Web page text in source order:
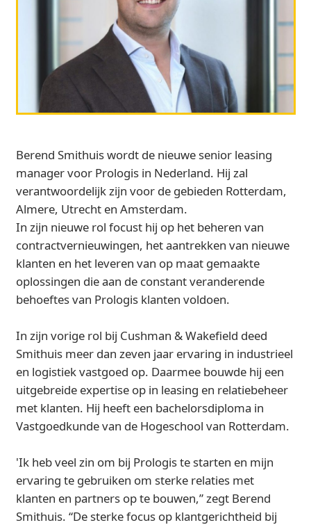
Berend Smithuis wordt de nieuwe senior leasing
manager voor Prologis in Nederland. Hij zal
verantwoordelijk zijn voor de gebieden Rotterdam,
Almere, Utrecht en Amsterdam.
In zijn nieuwe rol focust hij op het beheren van
contractvernieuwingen, het aantrekken van nieuwe
klanten en het leveren van op maat gemaakte
oplossingen die aan de constant veranderende
behoeftes van Prologis klanten voldoen.
In zijn vorige rol bij Cushman & Wakefield deed
Smithuis meer dan zeven jaar ervaring in industrieel
en logistiek vastgoed op. Daarmee bouwde hij een
uitgebreide expertise op in leasing en relatiebeheer
met klanten. Hij heeft een bachelorsdiploma in
Vastgoedkunde van de Hogeschool van Rotterdam.
'Ik heb veel zin om bij Prologis te starten en mijn
ervaring te gebruiken om sterke relaties met
klanten en partners op te bouwen,” zegt Berend
Smithuis. “De sterke focus op klantgerichtheid bij